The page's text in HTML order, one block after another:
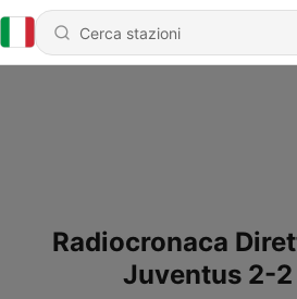
Radiocronaca
Juventus 2-